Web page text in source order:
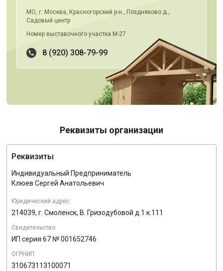
МО, г. Москва, Красногорский р-н., Поздняково д.,
Садовый центр
Номер выставочного участка М-27
8 (920) 308-79-99
Реквизиты организации
Реквизиты
Индивидуальный Предприниматель
Клюев Сергей Анатольевич
Юридический адрес
214039, г. Смоленск, В. Гризодубовой д.1 к.111
Свидетельство
ИП серия 67 № 001652746
ОГРНИП
310673113100071